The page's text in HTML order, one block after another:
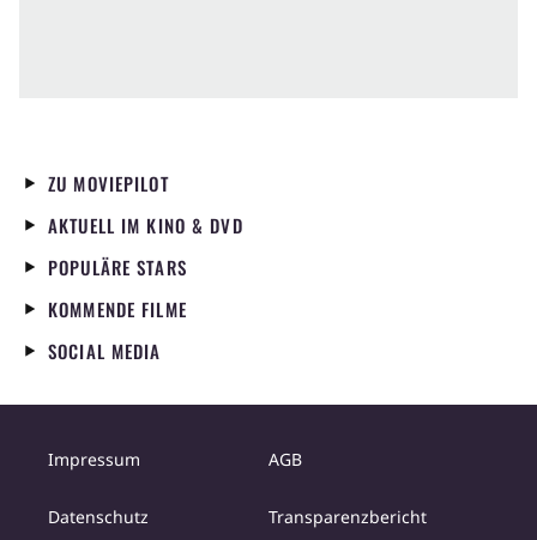
ZU MOVIEPILOT
AKTUELL IM KINO & DVD
POPULÄRE STARS
KOMMENDE FILME
SOCIAL MEDIA
Impressum AGB
Datenschutz Transparenzbericht